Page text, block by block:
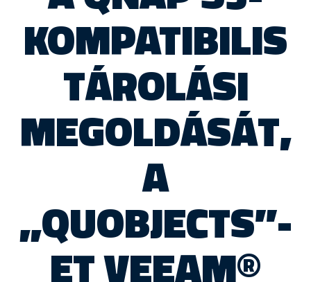
KOMPATIBILIS
TÁROLÁSI
MEGOLDÁSÁT,
A
„QUOBJECTS”-
ET VEEAM®